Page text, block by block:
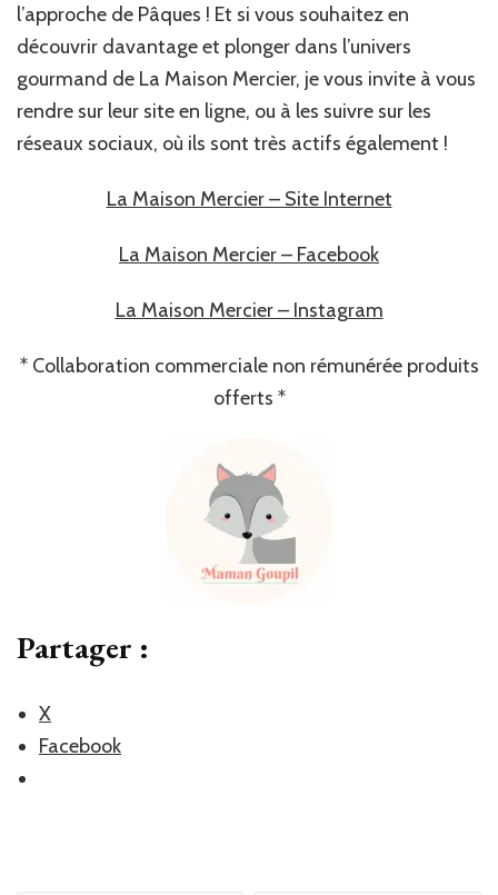
l’approche de Pâques ! Et si vous souhaitez en
découvrir davantage et plonger dans l’univers
gourmand de La Maison Mercier, je vous invite à vous
rendre sur leur site en ligne, ou à les suivre sur les
réseaux sociaux, où ils sont très actifs également !
La Maison Mercier – Site Internet
La Maison Mercier – Facebook
La Maison Mercier – Instagram
* Collaboration commerciale non rémunérée produits
offerts *
Partager :
X
Facebook